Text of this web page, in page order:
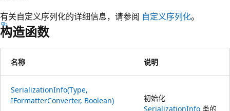
有关自定义序列化的详细信息，请参阅 自定义序列化。
构造函数
名称 说明
SerializationInfo(Type,
IFormatterConverter, Boolean)
初始化
SerializationInfo 类的